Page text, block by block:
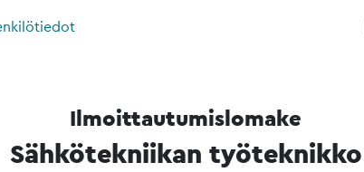
Ilmoittautumislomake
Sähkötekniikan työteknikko